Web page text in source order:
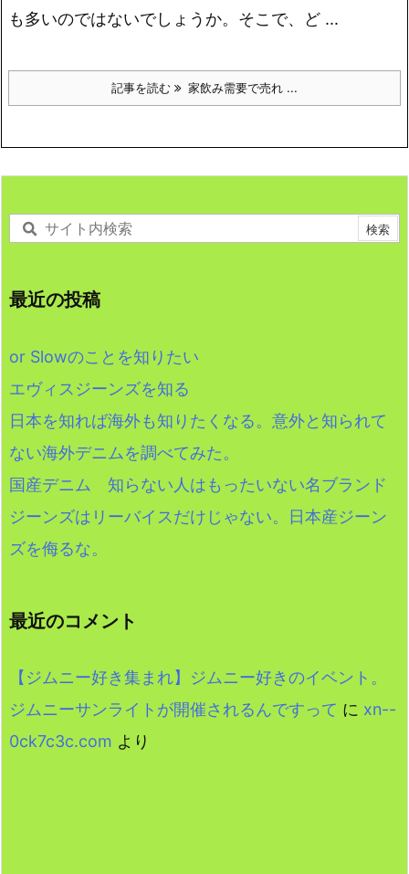
も多いのではないでしょうか。そこで、ど ...
記事を読む 家飲み需要で売れ ...
最近の投稿
or Slowのことを知りたい
エヴィスジーンズを知る
日本を知れば海外も知りたくなる。意外と知られて
ない海外デニムを調べてみた。
国産デニム 知らない人はもったいない名ブランド
ジーンズはリーバイスだけじゃない。日本産ジーン
ズを侮るな。
最近のコメント
【ジムニー好き集まれ】ジムニー好きのイベント。
ジムニーサンライトが開催されるんですって に xn--
0ck7c3c.com より